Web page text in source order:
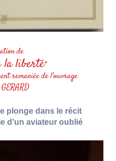
de
la liberté"
remaniée de l'ouvrage
plonge dans le récit
d'un aviateur oublié